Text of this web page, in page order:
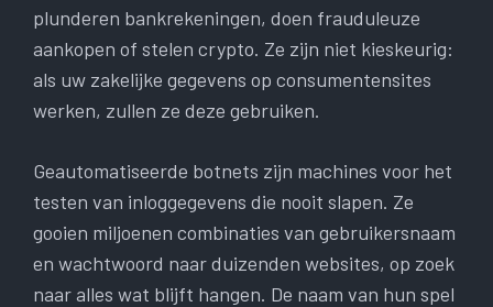
plunderen bankrekeningen, doen frauduleuze
aankopen of stelen crypto. Ze zijn niet kieskeurig:
als uw zakelijke gegevens op consumentensites
werken, zullen ze deze gebruiken.
Geautomatiseerde botnets zijn machines voor het
testen van inloggegevens die nooit slapen. Ze
gooien miljoenen combinaties van gebruikersnaam
en wachtwoord naar duizenden websites, op zoek
naar alles wat blijft hangen. De naam van hun spel